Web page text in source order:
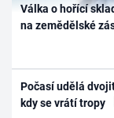
Válka o hořící
na zemědělské
Počasí udělá
kdy se vrátí tropy